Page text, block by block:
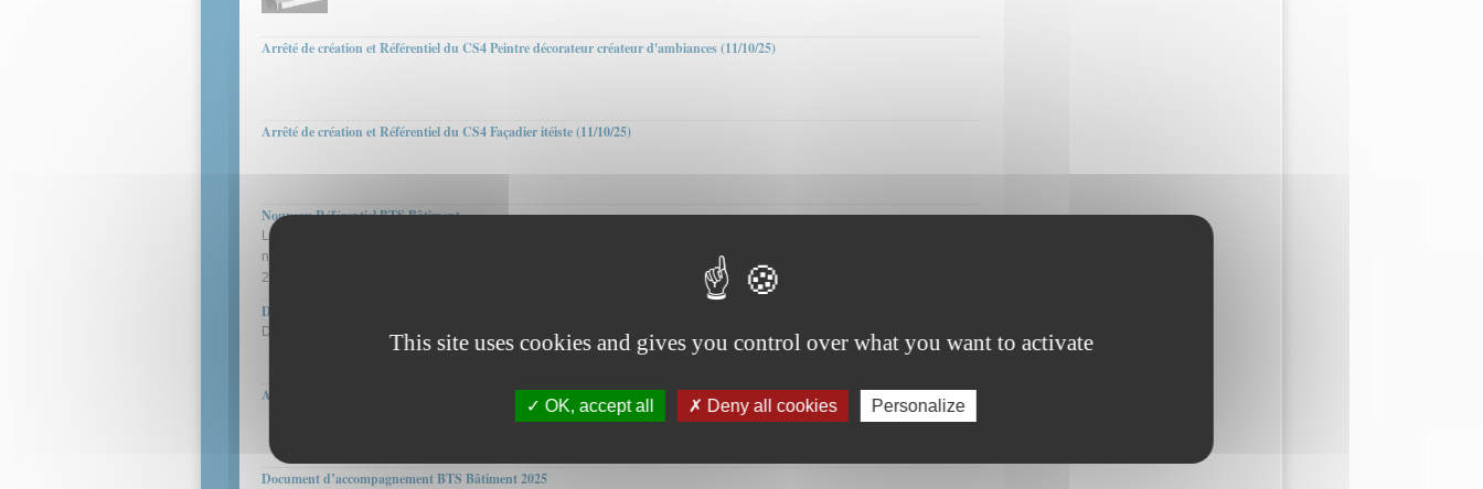
Arrêté de création et Référentiel du CS4 Peintre décorateur créateur d'ambiances (11/10/25)
Arrêté de création et Référentiel du CS4 Façadier itéiste (11/10/25)
Nouveau Référentiel BTS Bâtiment
Le nouveau référentiel de formation et certification du BTS Bâtiment vient d'être publié au JO du 06/12/2026 . Ce
nouveau référentiel sera mis en application à la rentrée de septembre 2026 , pour une première session à l' examen en
2028 . Consulter en suivant le lien ci-dessous, le référentiel...
Document d’accompagnement du référentiel du BTS Bâtiment
Document permettant de cadrer les attendus du référentiel du BTS Bâtiment (2028)
Arrêté de création et Référentiel du BTS Bâtiment (21/11/25)
Document d’accompagnement BTS Bâtiment 2025
This site uses cookies and gives you control over what you want to activate
OK, accept all Deny all cookies Personalize